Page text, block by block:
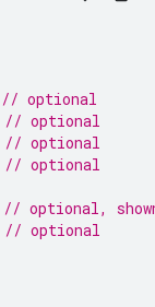
// optional
// optional
// optional
// optional
// optional,
// optional